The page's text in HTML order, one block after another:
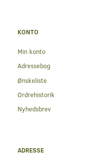
KONTO
Min konto
Adressebog
Ønskeliste
Ordrehistorik
Nyhedsbrev
ADRESSE